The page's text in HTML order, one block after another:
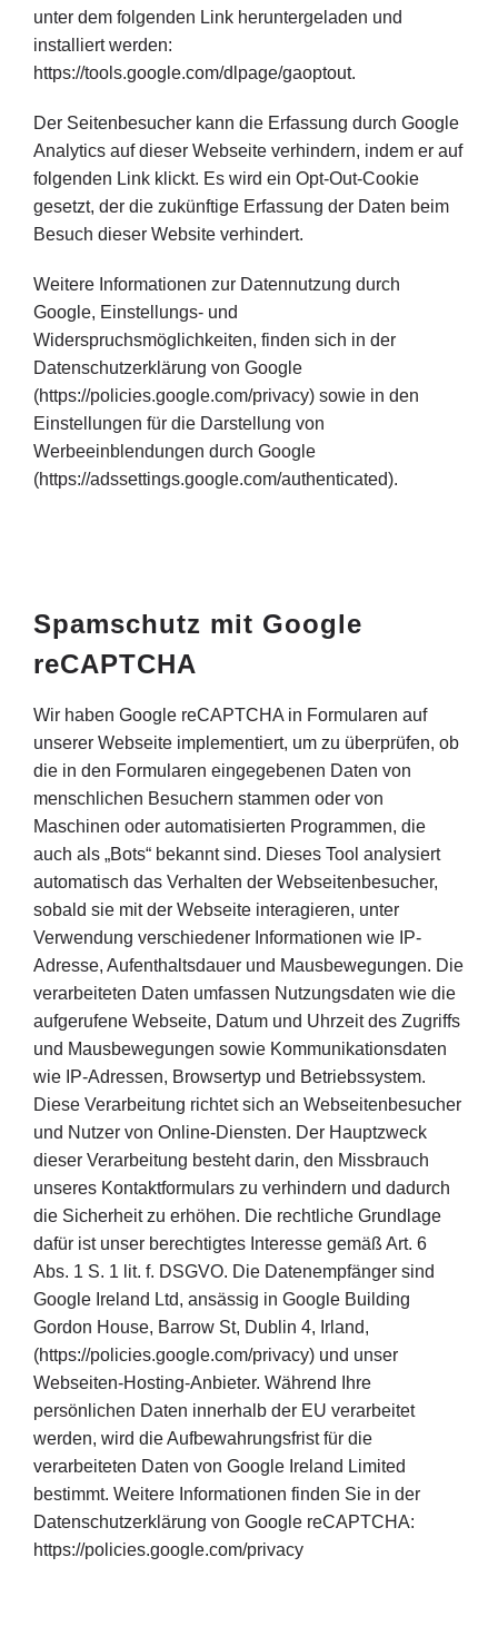
unter dem folgenden Link heruntergeladen und
installiert werden:
https://tools.google.com/dlpage/gaoptout.
Der Seitenbesucher kann die Erfassung durch Google
Analytics auf dieser Webseite verhindern, indem er auf
folgenden Link klickt. Es wird ein Opt-Out-Cookie
gesetzt, der die zukünftige Erfassung der Daten beim
Besuch dieser Website verhindert.
Weitere Informationen zur Datennutzung durch
Google, Einstellungs- und
Widerspruchsmöglichkeiten, finden sich in der
Datenschutzerklärung von Google
(https://policies.google.com/privacy) sowie in den
Einstellungen für die Darstellung von
Werbeeinblendungen durch Google
(https://adssettings.google.com/authenticated).
Spamschutz mit Google
reCAPTCHA
Wir haben Google reCAPTCHA in Formularen auf
unserer Webseite implementiert, um zu überprüfen, ob
die in den Formularen eingegebenen Daten von
menschlichen Besuchern stammen oder von
Maschinen oder automatisierten Programmen, die
auch als „Bots“ bekannt sind. Dieses Tool analysiert
automatisch das Verhalten der Webseitenbesucher,
sobald sie mit der Webseite interagieren, unter
Verwendung verschiedener Informationen wie IP-
Adresse, Aufenthaltsdauer und Mausbewegungen. Die
verarbeiteten Daten umfassen Nutzungsdaten wie die
aufgerufene Webseite, Datum und Uhrzeit des Zugriffs
und Mausbewegungen sowie Kommunikationsdaten
wie IP-Adressen, Browsertyp und Betriebssystem.
Diese Verarbeitung richtet sich an Webseitenbesucher
und Nutzer von Online-Diensten. Der Hauptzweck
dieser Verarbeitung besteht darin, den Missbrauch
unseres Kontaktformulars zu verhindern und dadurch
die Sicherheit zu erhöhen. Die rechtliche Grundlage
dafür ist unser berechtigtes Interesse gemäß Art. 6
Abs. 1 S. 1 lit. f. DSGVO. Die Datenempfänger sind
Google Ireland Ltd, ansässig in Google Building
Gordon House, Barrow St, Dublin 4, Irland,
(https://policies.google.com/privacy) und unser
Webseiten-Hosting-Anbieter. Während Ihre
persönlichen Daten innerhalb der EU verarbeitet
werden, wird die Aufbewahrungsfrist für die
verarbeiteten Daten von Google Ireland Limited
bestimmt. Weitere Informationen finden Sie in der
Datenschutzerklärung von Google reCAPTCHA:
https://policies.google.com/privacy